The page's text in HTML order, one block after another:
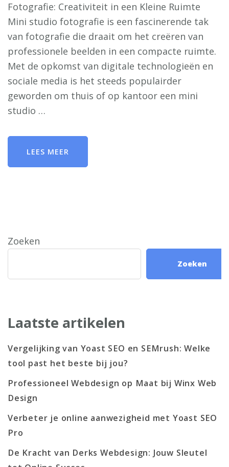
Fotografie: Creativiteit in een Kleine Ruimte
Mini studio fotografie is een fascinerende tak
van fotografie die draait om het creëren van
professionele beelden in een compacte ruimte.
Met de opkomst van digitale technologieën en
sociale media is het steeds populairder
geworden om thuis of op kantoor een mini
studio …
LEES MEER
Zoeken
Zoeken
Laatste artikelen
Vergelijking van Yoast SEO en SEMrush: Welke
tool past het beste bij jou?
Professioneel Webdesign op Maat bij Winx Web
Design
Verbeter je online aanwezigheid met Yoast SEO
Pro
De Kracht van Derks Webdesign: Jouw Sleutel